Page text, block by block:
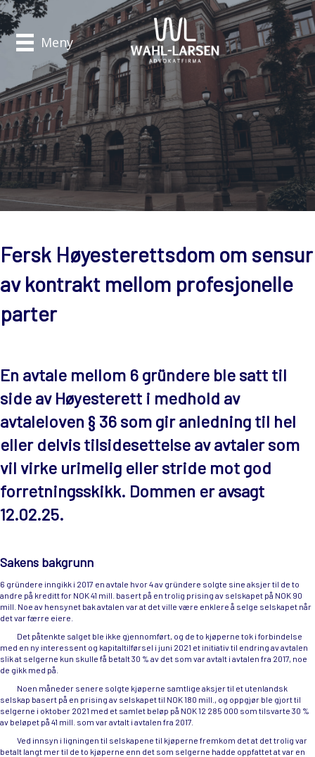
Meny
Fersk Høyesterettsdom om sensur
av kontrakt mellom profesjonelle
parter
En avtale mellom 6 gründere ble satt til
side av Høyesterett i medhold av
avtaleloven § 36 som gir anledning til hel
eller delvis tilsidesettelse av avtaler som
vil virke urimelig eller stride mot god
forretningsskikk. Dommen er avsagt
12.02.25.
Sakens bakgrunn
6 gründere inngikk i 2017 en avtale hvor 4 av gründere solgte sine aksjer til de to
andre på kreditt for NOK 41 mill. basert på en trolig prising av selskapet på NOK 90
mill. Noe av hensynet bak avtalen var at det ville være enklere å selge selskapet når
det var færre eiere.
Det påtenkte salget ble ikke gjennomført, og de to kjøperne tok i forbindelse
med en ny interessent og kapitaltilførsel i juni 2021 et initiativ til endring av avtalen
slik at selgerne kun skulle få betalt 30 % av det som var avtalt i avtalen fra 2017, noe
de gikk med på.
Noen måneder senere solgte kjøperne samtlige aksjer til et utenlandsk
selskap basert på en prising av selskapet til NOK 180 mill., og oppgjør ble gjort til
selgerne i oktober 2021 med et samlet beløp på NOK 12 285 000 som tilsvarte 30 %
av beløpet på 41 mill. som var avtalt i avtalen fra 2017.
Ved innsyn i ligningen til selskapene til kjøperne fremkom det at det trolig var
betalt langt mer til de to kjøperne enn det som selgerne hadde oppfattet at var en